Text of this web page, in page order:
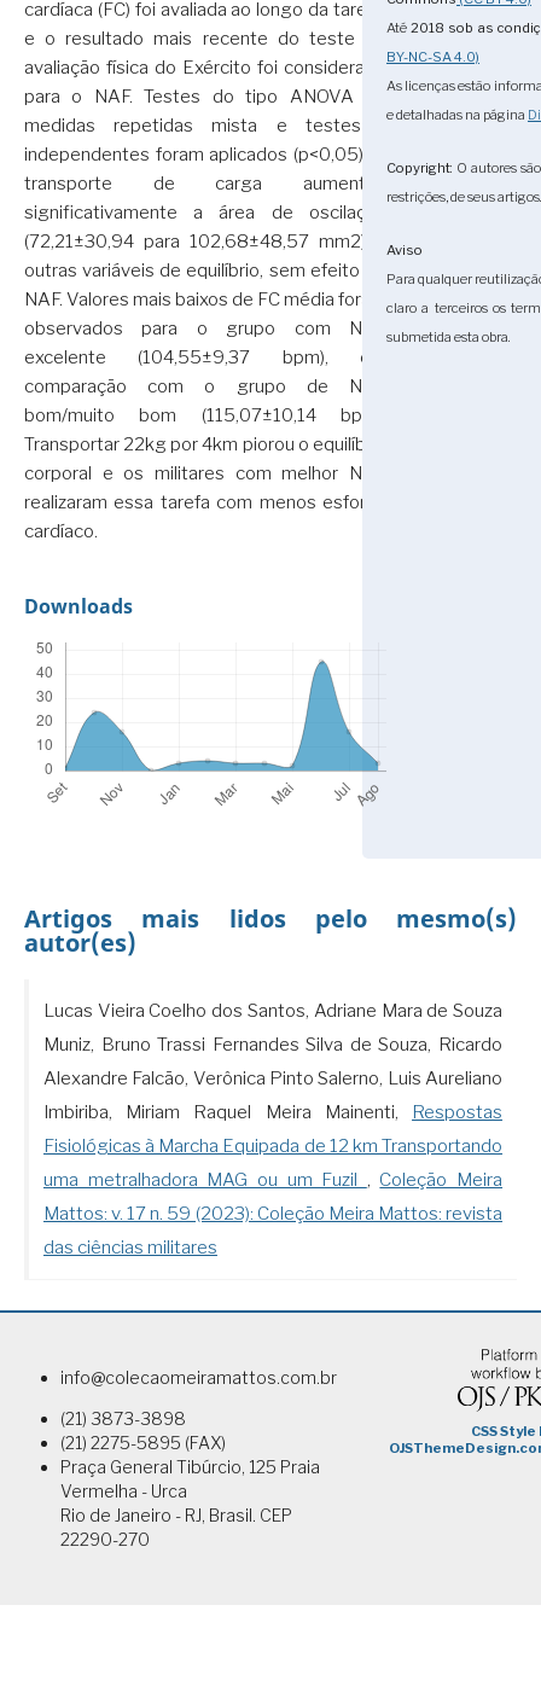
cardíaca (FC) foi avaliada ao longo da tarefa,
e o resultado mais recente do teste de
avaliação física do Exército foi considerado
para o NAF. Testes do tipo ANOVA de
medidas repetidas mista e testes t
independentes foram aplicados (p<0,05). O
transporte de carga aumentou
significativamente a área de oscilação
(72,21±30,94 para 102,68±48,57 mm2) e
outras variáveis de equilíbrio, sem efeito do
NAF. Valores mais baixos de FC média foram
observados para o grupo com NAF
excelente (104,55±9,37 bpm), em
comparação com o grupo de NAF
bom/muito bom (115,07±10,14 bpm).
Transportar 22kg por 4km piorou o equilíbrio
corporal e os militares com melhor NAF
realizaram essa tarefa com menos esforço
cardíaco.
Downloads
Até2018 sob as
BY-NC-SA 4.0)
As licenças estão
e detalhadas na página
Copyright: O autores
restrições, de seus artigos.
Aviso
Para qualquer
claro a terceiros os
submetida esta obra.
Artigos mais lidos pelo mesmo(s)
autor(es)
Lucas Vieira Coelho dos Santos, Adriane Mara de Souza
Muniz, Bruno Trassi Fernandes Silva de Souza, Ricardo
Alexandre Falcão, Verônica Pinto Salerno, Luis Aureliano
Imbiriba, Miriam Raquel Meira Mainenti,
Respostas
Fisiológicas à Marcha Equipada de 12 km Transportando
uma metralhadora MAG ou um Fuzil , Coleção Meira
Mattos: v. 17 n. 59 (2023): Coleção Meira Mattos: revista
das ciências militares
info@colecaomeiramattos.com.br
(21) 3873-3898
(21) 2275-5895 (FAX)
Praça General Tibúrcio, 125 Praia
Vermelha - Urca
Rio de Janeiro - RJ, Brasil. CEP
22290-270